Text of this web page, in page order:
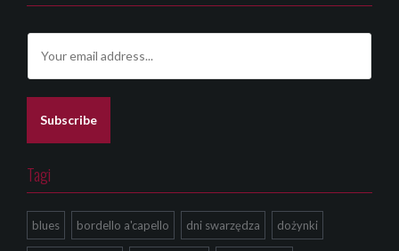
a
i
Subscribe
Tagi
blues bordello a'capello dni swarzędza dożynki